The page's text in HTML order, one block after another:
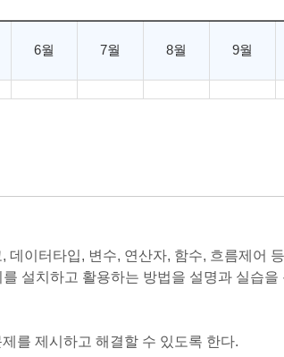
6월 7월 8월 9월
이터타입, 변수, 연산자, 함수, 흐름제어
설치하고 활용하는 방법을 설명과 실습을
를 제시하고 해결할 수 있도록 한다.